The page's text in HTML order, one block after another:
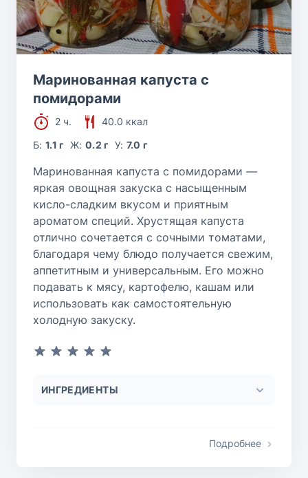
Маринованная капуста с
помидорами
2 ч.
40.0 ккал
Б:1.1 г Ж: 0.2 г У: 7.0 г
Маринованная капуста с помидорами —
яркая овощная закуска с насыщенным
кисло-сладким вкусом и приятным
ароматом специй. Хрустящая капуста
отлично сочетается с сочными томатами,
благодаря чему блюдо получается свежим,
аппетитным и универсальным. Его можно
подавать к мясу, картофелю, кашам или
использовать как самостоятельную
холодную закуску.
ИНГРЕДИЕНТЫ
Подробнее